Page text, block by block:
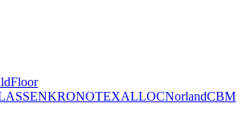
Floor
KRONOTEXALLOCNorlandCBM